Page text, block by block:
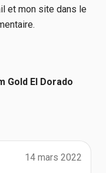
Gold El Dorado
14 mars 2022
et mon site dans le